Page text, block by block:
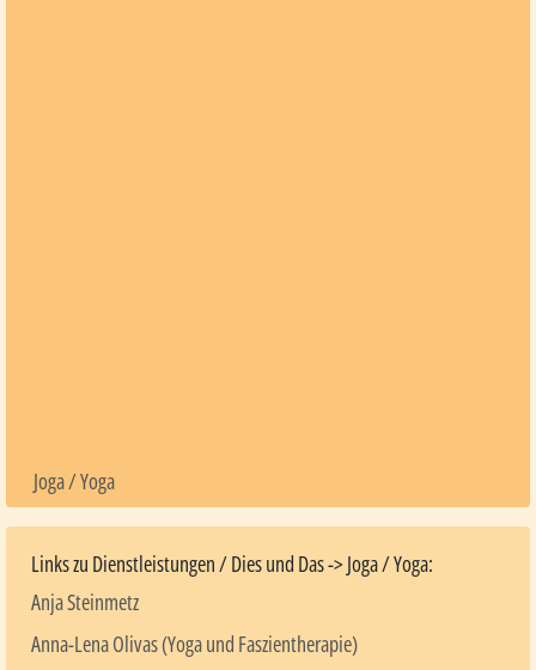
Joga / Yoga
Links zu Dienstleistungen / Dies und Das -> Joga / Yoga:
Anja Steinmetz
Anna-Lena Olivas (Yoga und Faszientherapie)